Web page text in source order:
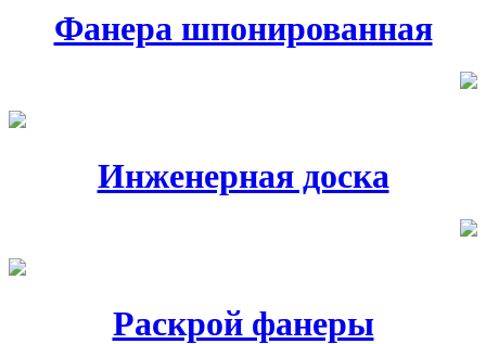
Фанера шпонированная
Инженерная доска
Раскрой фанеры